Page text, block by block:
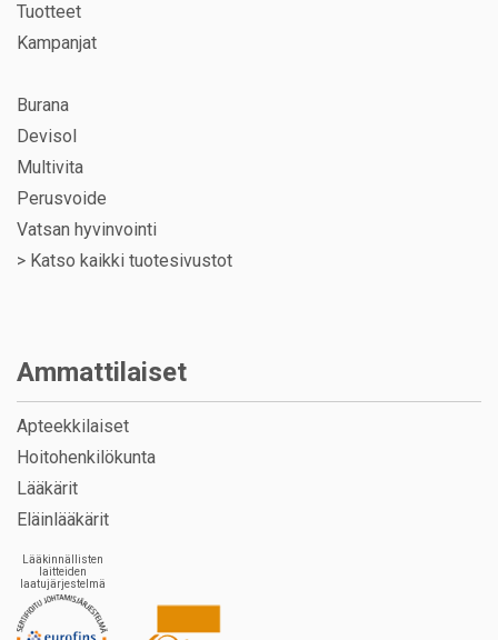
Tuotteet
Kampanjat
Burana
Devisol
Multivita
Perusvoide
Vatsan hyvinvointi
> Katso kaikki tuotesivustot
Ammattilaiset
Apteekkilaiset
Hoitohenkilökunta
Lääkärit
Eläinlääkärit
Lääkinnällisten
laitteiden
laatujärjestelmä